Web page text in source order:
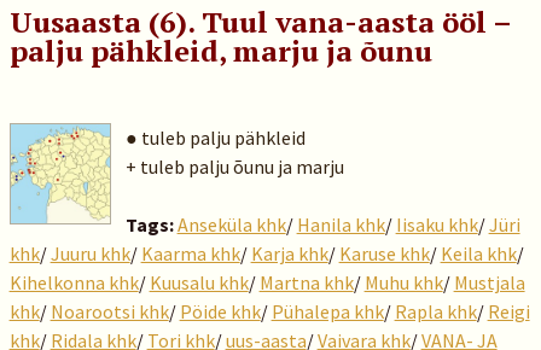
Uusaasta (6). Tuul vana-aasta ööl –
palju pähkleid, marju ja õunu
● tuleb palju pähkleid
+ tuleb palju õunu ja marju
Tags:Anseküla khk/ Hanila khk/ Iisaku khk/Jüri
khk/Juuru khk/ Kaarma khk/ Karja khk/ Karuse khk/ Keila khk/
Kihelkonna khk/ Kuusalu khk/ Martna khk/ Muhu khk/ Mustjala
khk/ Noarootsi khk/ Pöide khk/ Pühalepa khk/ Rapla khk/ Reigi
khk/ Ridala khk/ Tori khk/uus-aasta/Vaivara khk/VANA- JA